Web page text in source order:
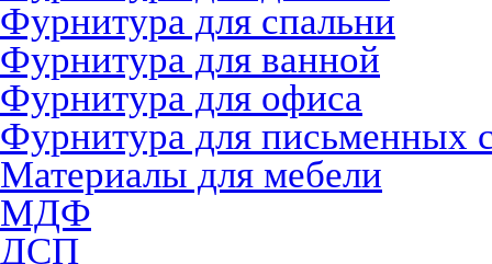
Фурнитура для спальни
Фурнитура для ванной
Фурнитура для офиса
Фурнитура для письменных
Материалы для мебели
МДФ
ДСП